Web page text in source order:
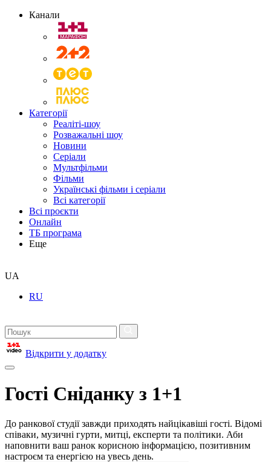
Канали
Категорії
Реаліті-шоу
Розважальні шоу
Новини
Серіали
Мультфільми
Фільми
Українські фільми і серіали
Всі категорії
Всі проєкти
Онлайн
ТБ програма
Еще
UA
RU
Відкрити у додатку
Гості Сніданку з 1+1
До ранкової студії завжди приходять найцікавіші гості. Відомі
співаки, музичні гурти, митці, експерти та політики. Аби
наповнити ваш ранок корисною інформацією, позитивним
настроєм та енергією на увесь день.